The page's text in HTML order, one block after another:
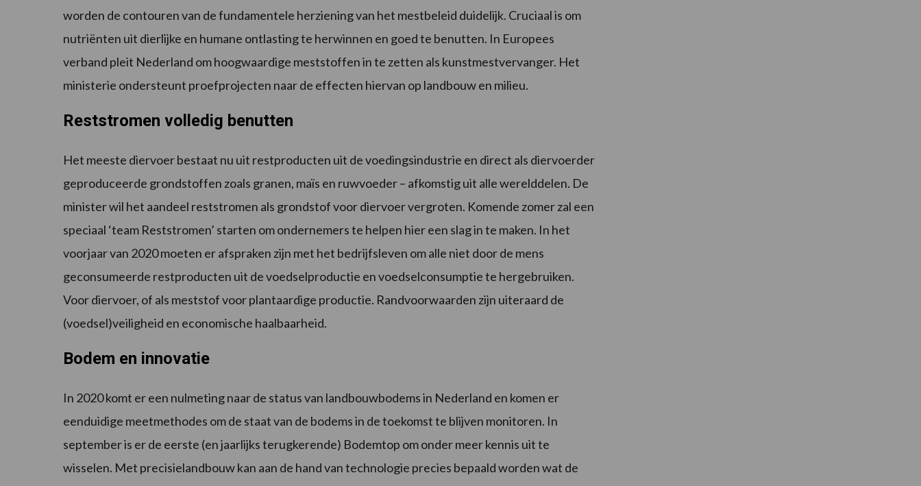
worden de contouren van de fundamentele herziening van het mestbeleid duidelijk. Cruciaal is om
nutriënten uit dierlijke en humane ontlasting te herwinnen en goed te benutten. In Europees
verband pleit Nederland om hoogwaardige meststoffen in te zetten als kunstmestvervanger. Het
ministerie ondersteunt proefprojecten naar de effecten hiervan op landbouw en milieu.
Reststromen volledig benutten
Het meeste diervoer bestaat nu uit restproducten uit de voedingsindustrie en direct als diervoerder
geproduceerde grondstoffen zoals granen, maïs en ruwvoeder – afkomstig uit alle werelddelen. De
minister wil het aandeel reststromen als grondstof voor diervoer vergroten. Komende zomer zal een
speciaal ‘team Reststromen’ starten om ondernemers te helpen hier een slag in te maken. In het
voorjaar van 2020 moeten er afspraken zijn met het bedrijfsleven om alle niet door de mens
geconsumeerde restproducten uit de voedselproductie en voedselconsumptie te hergebruiken.
Voor diervoer, of als meststof voor plantaardige productie. Randvoorwaarden zijn uiteraard de
(voedsel)veiligheid en economische haalbaarheid.
Bodem en innovatie
In 2020 komt er een nulmeting naar de status van landbouwbodems in Nederland en komen er
eenduidige meetmethodes om de staat van de bodems in de toekomst te blijven monitoren. In
september is er de eerste (en jaarlijks terugkerende) Bodemtop om onder meer kennis uit te
wisselen. Met precisielandbouw kan aan de hand van technologie precies bepaald worden wat de